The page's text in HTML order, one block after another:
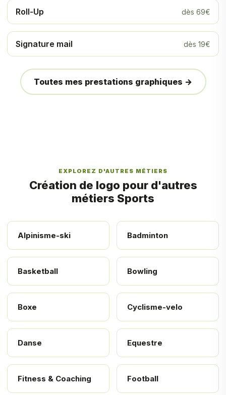
Roll-Up dès 69€
Signature mail dès 19€
Toutes mes prestations graphiques →
EXPLOREZ D'AUTRES MÉTIERS
Création de logo pour d'autres
métiers Sports
Alpinisme-ski Badminton
Basketball Bowling
Boxe Cyclisme-velo
Danse Equestre
Fitness & Coaching Football